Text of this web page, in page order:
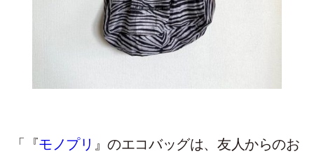
「『モノプリ 』のエコバッグは、友人からのお